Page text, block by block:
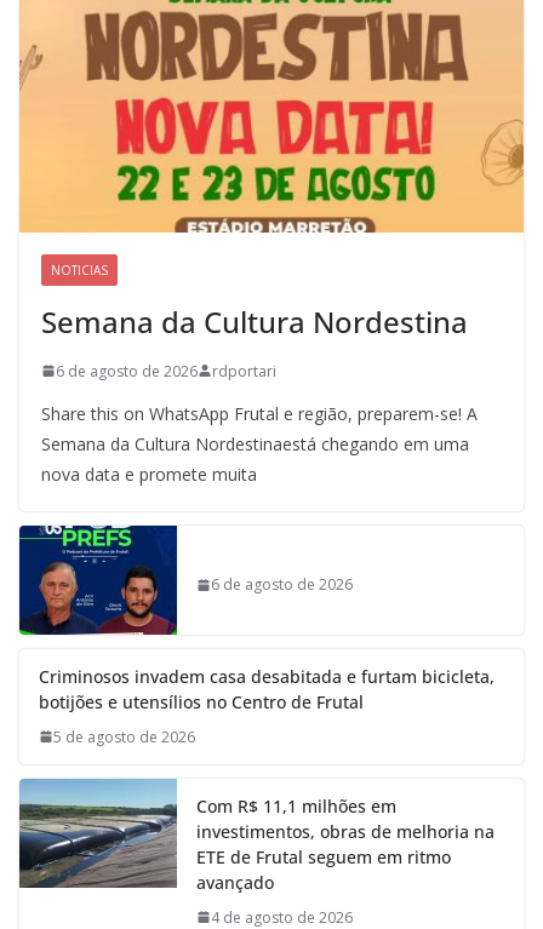
NOTICIAS
Semana da Cultura Nordestina
6 de agosto de 2026 rdportari
Share this on WhatsApp Frutal e região, preparem-se! A
Semana da Cultura Nordestinaestá chegando em uma
nova data e promete muita
6 de agosto de 2026
Criminosos invadem casa desabitada e furtam bicicleta,
botijões e utensílios no Centro de Frutal
5 de agosto de 2026
Com R$ 11,1 milhões em
investimentos, obras de melhoria na
ETE de Frutal seguem em ritmo
avançado
4 de agosto de 2026